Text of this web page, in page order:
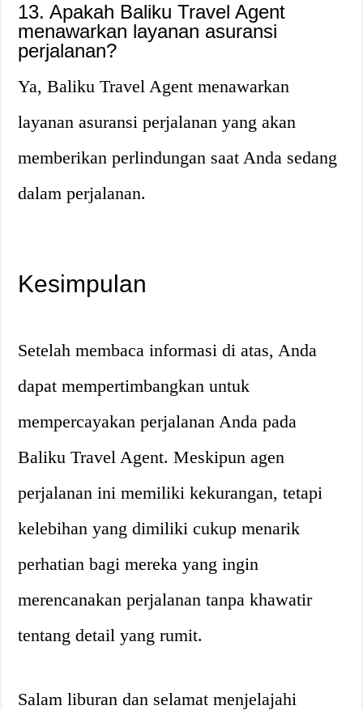
13. Apakah Baliku Travel Agent
menawarkan layanan asuransi
perjalanan?
Ya, Baliku Travel Agent menawarkan
layanan asuransi perjalanan yang akan
memberikan perlindungan saat Anda sedang
dalam perjalanan.
Kesimpulan
Setelah membaca informasi di atas, Anda
dapat mempertimbangkan untuk
mempercayakan perjalanan Anda pada
Baliku Travel Agent. Meskipun agen
perjalanan ini memiliki kekurangan, tetapi
kelebihan yang dimiliki cukup menarik
perhatian bagi mereka yang ingin
merencanakan perjalanan tanpa khawatir
tentang detail yang rumit.
Salam liburan dan selamat menjelajahi